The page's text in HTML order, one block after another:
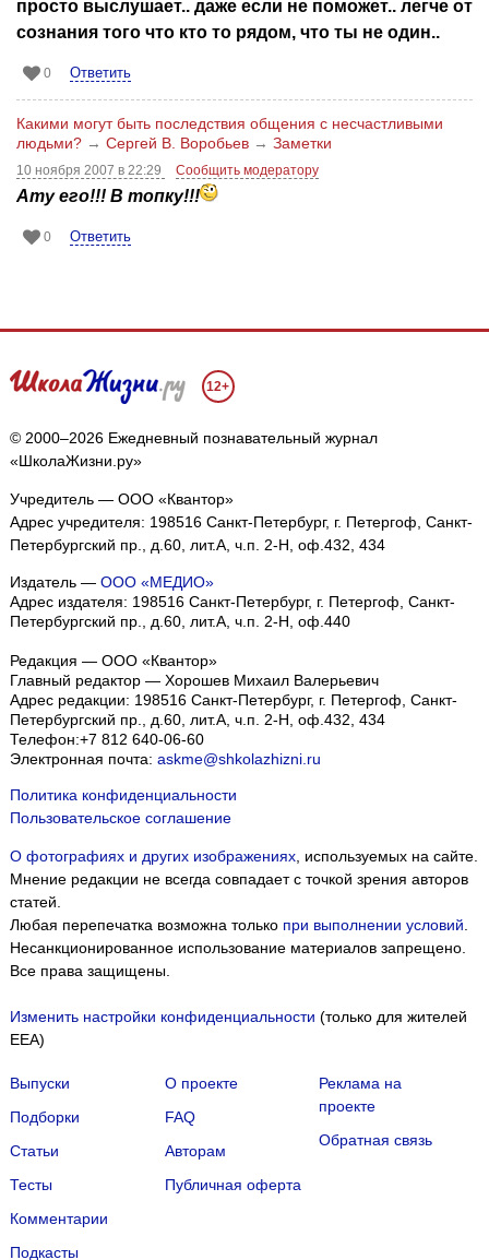
просто выслушает.. даже если не поможет.. легче от
сознания того что кто то рядом, что ты не один..
0 Ответить
Какими могут быть последствия общения с несчастливыми
людьми? → Сергей В. Воробьев → Заметки
10 ноября 2007 в 22:29 Сообщить модератору
Ату его!!! В топку!!!
0 Ответить
12+
© 2000–2026 Ежедневный познавательный журнал
«ШколаЖизни.ру»
Учредитель — ООО «Квантор»
Адрес учредителя: 198516 Санкт-Петербург, г. Петергоф, Санкт-
Петербургский пр., д.60, лит.А, ч.п. 2-Н, оф.432, 434
Издатель — ООО «МЕДИО»
Адрес издателя: 198516 Санкт-Петербург, г. Петергоф, Санкт-
Петербургский пр., д.60, лит.А, ч.п. 2-Н, оф.440
Редакция — ООО «Квантор»
Главный редактор — Хорошев Михаил Валерьевич
Адрес редакции: 198516 Санкт-Петербург, г. Петергоф Санкт-
Петербургский пр., д.60, лит.А, ч.п. 2-Н, оф.432, 434
Телефон:+7 812 640-06-60
Электронная почта: askme@shkolazhizni.ru
Политика конфиденциальности
Пользовательское соглашение
О фотографиях и других изображениях, используемых на сайте.
Мнение редакции не всегда совпадает с точкой зрения авторов
статей.
Любая перепечатка возможна только при выполнении условий
Несанкционированное использование материалов запрещено.
Все права защищены.
Изменить настройки конфиденциальности (только для жителей
EEA)
Выпуски
Подборки
Статьи
Тесты
Комментарии
Подкасты
О проекте
FAQ
Авторам
Публичная оферта
Реклама на
проекте
Обратная связь